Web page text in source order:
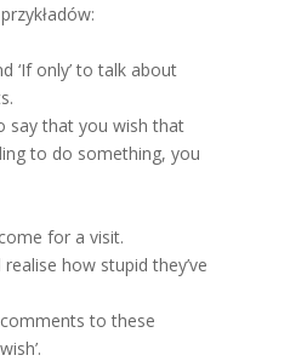
‘If only’ to talk about
say that you wish that
to do something, you
for a visit.
how stupid they’ve
to these